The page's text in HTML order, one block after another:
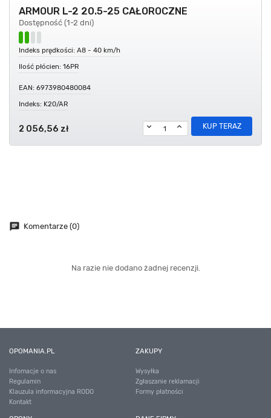
ARMOUR L-2 20.5-25 CAŁOROCZNE
Dostępność (1-2 dni)
Indeks prędkości: A8 - 40 km/h
Ilość płócien: 16PR
EAN: 6973980480084
Indeks: K20/AR
2 056,56 zł KUP TERAZ
chat Komentarze (0)
Na razie nie dodano żadnej recenzji.
OPOMANIA.PL
Infomacje o nas
Regulamin
Klauzula informacyjna RODO
Kontakt
ZAKUPY
Wysyłka
Zgłaszanie reklamacji
Formy płatności